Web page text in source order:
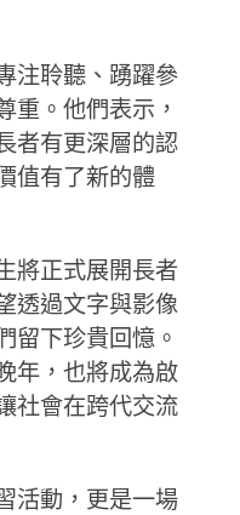
注聆聽、踴躍參
重。他們表示，
者有更深層的認
值有了新的體
將正式展開長者
透過文字與影像
留下珍貴回憶。
年，也將成為啟
社會在跨代交流
活動，更是一場